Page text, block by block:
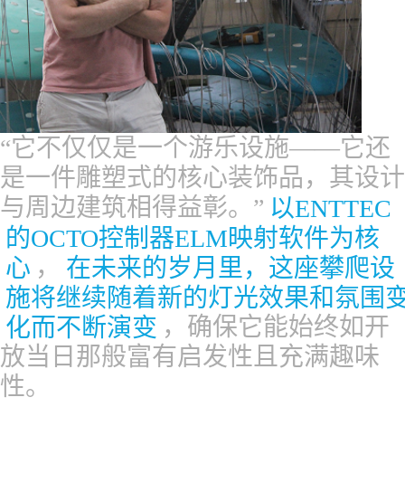
“它不仅仅是一个游乐设施——它还
是一件雕塑式的核心装饰品，其设计
与周边建筑相得益彰。” 以ENTTEC
的OCTO控制器ELM映射软件为核
心 ，
在未来的岁月里，这座攀爬设
施将继续随着新的灯光效果和氛围
化而不断演变 ，确保它能始终如开
放当日那般富有启发性且充满趣味
性。